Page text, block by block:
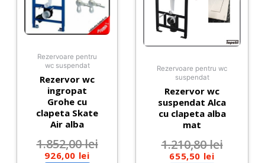
Rezervoare pentru
wc suspendat
Rezervor wc
ingropat
Grohe cu
clapeta Skate
Air alba
1.852,00lei
926,00 lei
Rezervoare pentru wc
suspendat
Rezervor wc
suspendat Alca
cu clapeta alba
mat
1.210,80lei
655,50 lei